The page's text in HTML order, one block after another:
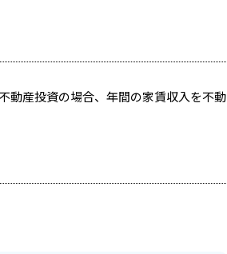
動産投資の場合、年間の家賃収入を不動